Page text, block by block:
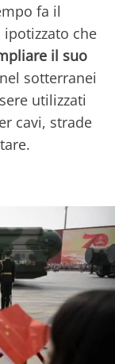
fa il
ipotizzato che
il suo
sotterranei
utilizzati
cavi, strade